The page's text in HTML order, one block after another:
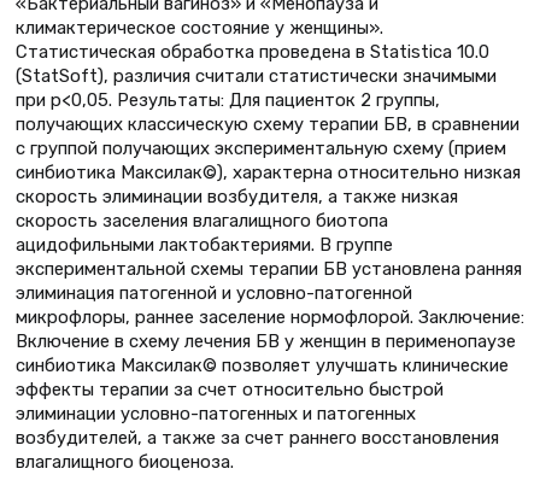
климактерическое состояние у женщины».
Статистическая обработка проведена в Statistica 10.0
(StatSoft), различия считали статистически значимыми
при р<0,05. Результаты: Для пациенток 2 группы,
получающих классическую схему терапии БВ, в сравнении
с группой получающих экспериментальную схему (прием
синбиотика Максилак©), характерна относительно низкая
скорость элиминации возбудителя, а также низкая
скорость заселения влагалищного биотопа
ацидофильными лактобактериями. В группе
экспериментальной схемы терапии БВ установлена ранняя
элиминация патогенной и условно-патогенной
микрофлоры, раннее заселение нормофлорой. Заключение:
Включение в схему лечения БВ у женщин в перименопаузе
синбиотика Максилак© позволяет улучшать клинические
эффекты терапии за счет относительно быстрой
элиминации условно-патогенных и патогенных
возбудителей, а также за счет раннего восстановления
влагалищного биоценоза.